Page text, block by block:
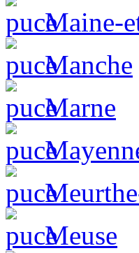
Maine-
Manche
Marne
Meuse